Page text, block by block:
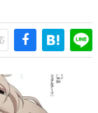
取材し、ゲームが
与えた影響を探る企
トピック・タイト
ューや識者による